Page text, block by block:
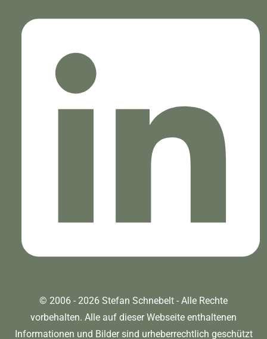
© 2006 - 2026 Stefan Schnebelt - Alle Rechte
vorbehalten. Alle auf dieser Webseite enthaltenen
Informationen und Bilder sind urheberrechtlich geschützt